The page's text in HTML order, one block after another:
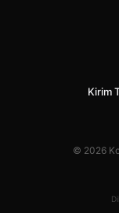
Kirim
© 2026